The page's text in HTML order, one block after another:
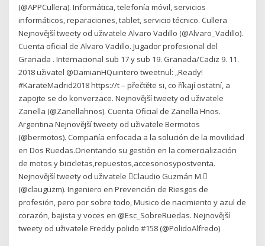
(@APPCullera). Informática, telefonía móvil, servicios
informáticos, reparaciones, tablet, servicio técnico. Cullera
Nejnovější tweety od uživatele Alvaro Vadillo (@Alvaro_Vadillo).
Cuenta oficial de Alvaro Vadillo. Jugador profesional del
Granada . Internacional sub 17 y sub 19. Granada/Cadiz 9. 11.
2018 uživatel @DamianHQuintero tweetnul: „Ready!
#KarateMadrid2018 https://t – přečtěte si, co říkají ostatní, a
zapojte se do konverzace. Nejnovější tweety od uživatele
Zanella (@Zanellahnos). Cuenta Oficial de Zanella Hnos.
Argentina Nejnovější tweety od uživatele Bermotos
(@bermotos). Compañía enfocada a la solución de la movilidad
en Dos Ruedas.Orientando su gestión en la comercialización
de motos y bicicletas,repuestos,accesoriosypostventa.
Nejnovější tweety od uživatele Claudio Guzmán M.
(@clauguzm). Ingeniero en Prevención de Riesgos de
profesión, pero por sobre todo, Musico de nacimiento y azul de
corazón, bajista y voces en @Esc_SobreRuedas. Nejnovější
tweety od uživatele Freddy polido #158 (@PolidoAlfredo)